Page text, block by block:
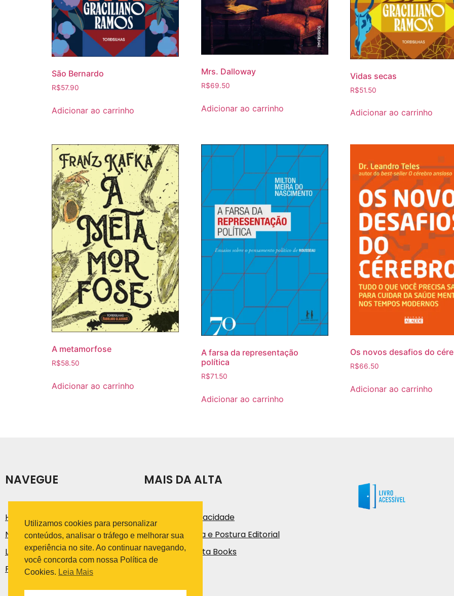
São Bernardo
R$57.90
Adicionar ao carrinho
Mrs. Dalloway
R$69.50
Adicionar ao carrinho
Vidas secas
R$51.50
Adicionar ao carrinho
A metamorfose
R$58.50
Adicionar ao carrinho
A farsa da representação
política
R$71.50
Adicionar ao carrinho
Os novos desafios do
R$66.50
Adicionar ao carrinho
NAVEGUE
História
Notícias e Artigos
Loja
Fale Conosco
MAIS DA ALTA
Política de Privacidade
Código de Ética e Postura Editorial
Trabalhe na Alta Books
Utilizamos cookies para personalizar
conteúdos, analisar o tráfego e melhorar sua
experiência no site. Ao continuar navegando,
você concorda com nossa Política de
Cookies. Leia Mais